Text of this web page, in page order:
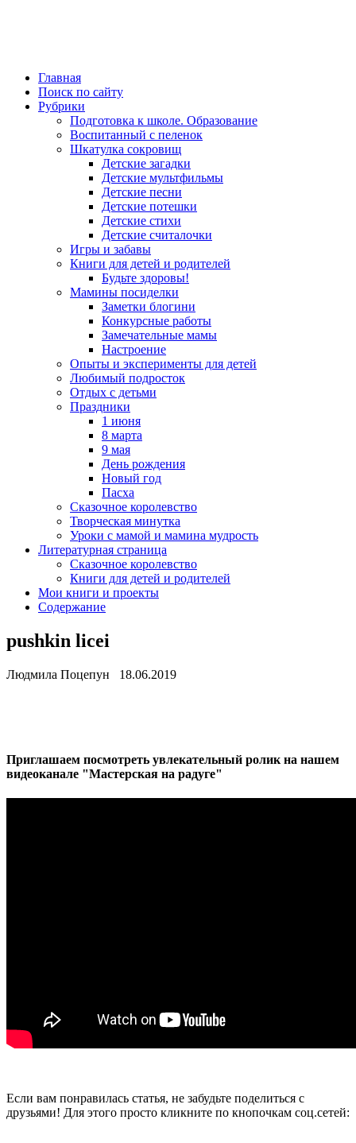
Главная
Поиск по сайту
Рубрики
Подготовка к школе. Образование
Воспитанный с пеленок
Шкатулка сокровищ
Детские загадки
Детские мультфильмы
Детские песни
Детские потешки
Детские стихи
Детские считалочки
Игры и забавы
Книги для детей и родителей
Будьте здоровы!
Мамины посиделки
Заметки блогини
Конкурсные работы
Замечательные мамы
Настроение
Опыты и эксперименты для детей
Любимый подросток
Отдых с детьми
Праздники
1 июня
8 марта
9 мая
День рождения
Новый год
Пасха
Сказочное королевство
Творческая минутка
Уроки с мамой и мамина мудрость
Литературная страница
Сказочное королевство
Книги для детей и родителей
Мои книги и проекты
Содержание
pushkin licei
Людмила Поцепун 18.06.2019
Приглашаем посмотреть увлекательный ролик на нашем
видеоканале "Мастерская на радуге"
Если вам понравилась статья, не забудьте поделиться с
друзьями! Для этого просто кликните по кнопочкам соц.сетей: